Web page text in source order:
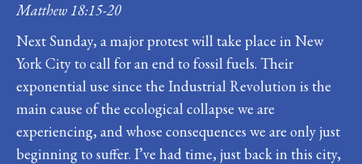
Matthew 18:15-20
Next Sunday, a major protest will take place in New
York City to call for an end to fossil fuels. Their
exponential use since the Industrial Revolution is the
main cause of the ecological collapse we are
experiencing, and whose consequences we are only just
beginning to suffer. I’ve had time, just back in this city,